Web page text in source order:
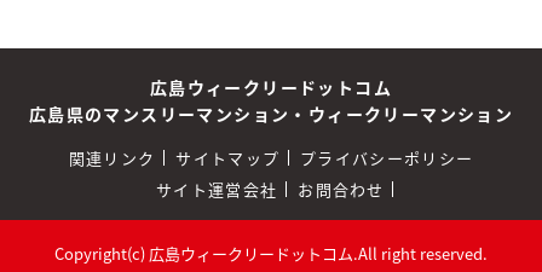
広島ウィークリードットコム
広島県のマンスリーマンション・ウィークリーマンション
関連リンク サイトマップ
プライバシーポリシー
サイト運営会社
お問合わせ
Copyright(c) 広島ウィークリードットコム.All right reserved.